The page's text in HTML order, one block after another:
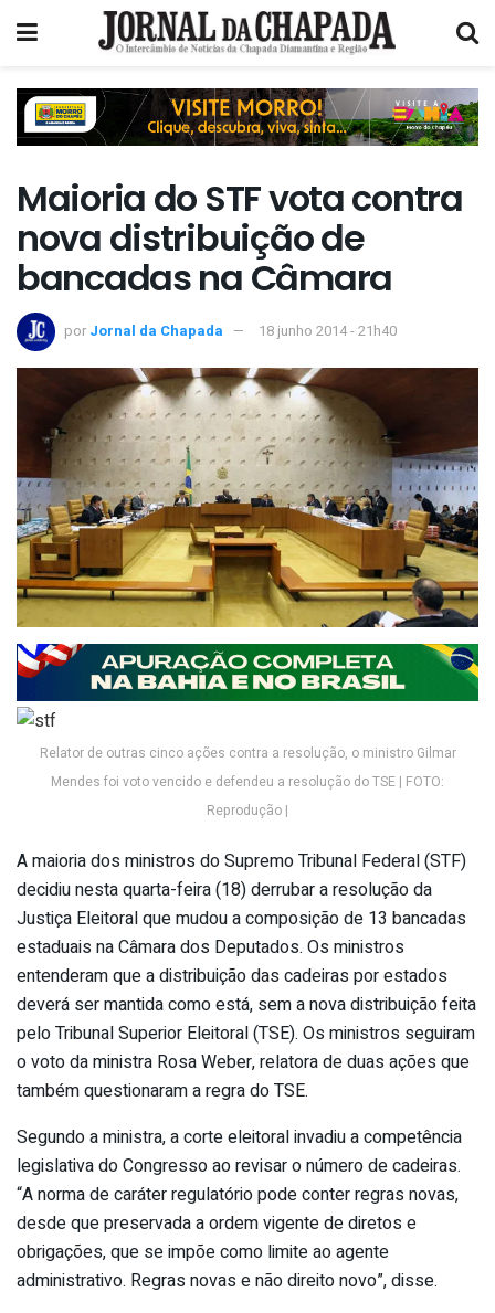
Maioria do STF vota contra
nova distribuição de
bancadas na Câmara
por Jornal da Chapada 18 junho 2014 - 21h40
Relator de outras cinco ações contra a resolução, o ministro Gilmar
Mendes foi voto vencido e defendeu a resolução do TSE | FOTO:
Reprodução |
A maioria dos ministros do Supremo Tribunal Federal (STF)
decidiu nesta quarta-feira (18) derrubar a resolução da
Justiça Eleitoral que mudou a composição de 13 bancadas
estaduais na Câmara dos Deputados. Os ministros
entenderam que a distribuição das cadeiras por estados
deverá ser mantida como está, sem a nova distribuição feita
pelo Tribunal Superior Eleitoral (TSE). Os ministros seguiram
o voto da ministra Rosa Weber, relatora de duas ações que
também questionaram a regra do TSE.
Segundo a ministra, a corte eleitoral invadiu a competência
legislativa do Congresso ao revisar o número de cadeiras.
“A norma de caráter regulatório pode conter regras novas,
desde que preservada a ordem vigente de diretos e
obrigações, que se impõe como limite ao agente
administrativo. Regras novas e não direito novo”, disse.